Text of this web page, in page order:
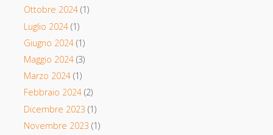
Ottobre 2024(1)
Luglio 2024(1)
Giugno 2024(1)
Maggio 2024(3)
Marzo 2024(1)
Febbraio 2024(2)
Dicembre 2023 (1)
Novembre 2023 (1)